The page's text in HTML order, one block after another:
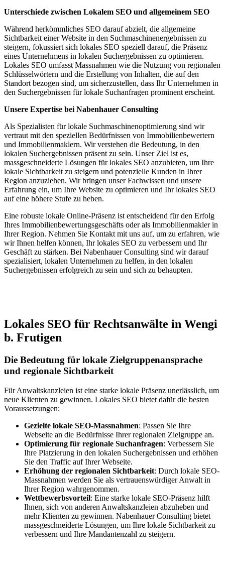
Unterschiede zwischen Lokalem SEO und allgemeinem SEO
Während herkömmliches SEO darauf abzielt, die allgemeine
Sichtbarkeit einer Website in den Suchmaschinenergebnissen zu
steigern, fokussiert sich lokales SEO speziell darauf, die Präsenz
eines Unternehmens in lokalen Suchergebnissen zu optimieren.
Lokales SEO umfasst Massnahmen wie die Nutzung von regionalen
Schlüsselwörtern und die Erstellung von Inhalten, die auf den
Standort bezogen sind, um sicherzustellen, dass Ihr Unternehmen in
den Suchergebnissen für lokale Suchanfragen prominent erscheint.
Unsere Expertise bei Nabenhauer Consulting
Als Spezialisten für lokale Suchmaschinenoptimierung sind wir
vertraut mit den speziellen Bedürfnissen von Immobilienbewertern
und Immobilienmaklern. Wir verstehen die Bedeutung, in den
lokalen Suchergebnissen präsent zu sein. Unser Ziel ist es,
massgeschneiderte Lösungen für lokales SEO anzubieten, um Ihre
lokale Sichtbarkeit zu steigern und potenzielle Kunden in Ihrer
Region anzuziehen. Wir bringen unser Fachwissen und unsere
Erfahrung ein, um Ihre Website zu optimieren und Ihr lokales SEO
auf eine höhere Stufe zu heben.
Eine robuste lokale Online-Präsenz ist entscheidend für den Erfolg
Ihres Immobilienbewertungsgeschäfts oder als Immobilienmakler in
Ihrer Region. Nehmen Sie Kontakt mit uns auf, um zu erfahren, wie
wir Ihnen helfen können, Ihr lokales SEO zu verbessern und Ihr
Geschäft zu stärken. Bei Nabenhauer Consulting sind wir darauf
spezialisiert, lokalen Unternehmen zu helfen, in den lokalen
Suchergebnissen erfolgreich zu sein und sich zu behaupten.
Lokales SEO für Rechtsanwälte in Wengi
b. Frutigen
Die Bedeutung für lokale Zielgruppenansprache
und regionale Sichtbarkeit
Für Anwaltskanzleien ist eine starke lokale Präsenz unerlässlich, um
neue Klienten zu gewinnen. Lokales SEO bietet dafür die besten
Voraussetzungen:
Gezielte lokale SEO-Massnahmen: Passen Sie Ihre
Webseite an die Bedürfnisse Ihrer regionalen Zielgruppe an.
Optimierung für regionale Suchanfragen: Verbessern Sie
Ihre Platzierung in den lokalen Suchergebnissen und erhöhen
Sie den Traffic auf Ihrer Webseite.
Erhöhung der regionalen Sichtbarkeit: Durch lokale SEO-
Massnahmen werden Sie als vertrauenswürdiger Anwalt in
Ihrer Region wahrgenommen.
Wettbewerbsvorteil: Eine starke lokale SEO-Präsenz hilft
Ihnen, sich von anderen Anwaltskanzleien abzuheben und
mehr Klienten zu gewinnen. Nabenhauer Consulting bietet
massgeschneiderte Lösungen, um Ihre lokale Sichtbarkeit zu
verbessern und Ihre Mandantenzahl zu steigern.